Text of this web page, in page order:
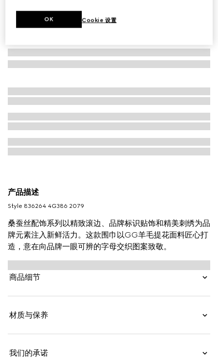
产品描述
Style ‎836264 4G386 2079
桑蚕丝配饰系列以精致滚边、品牌标识贴饰和精美刺绣为品
牌元素注入新鲜活力。这款围巾以GG羊毛提花面料匠心打
造，意在向品牌一眼可辨的字母交织图案致敬。
商品细节
材质与保养
我们的承诺
Cookie 设置
OK